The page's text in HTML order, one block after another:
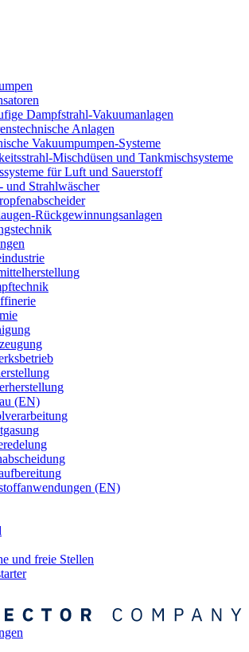
Dampfstrahl-Vakuumanlagen
Anlagen
Vakuumpumpen-Systeme
Mischdüsen und Tankmischsysteme
für Luft und Sauerstoff
und Strahlwäscher
Rückgewinnungsanlagen
(EN)
(EN)
und freie Stellen